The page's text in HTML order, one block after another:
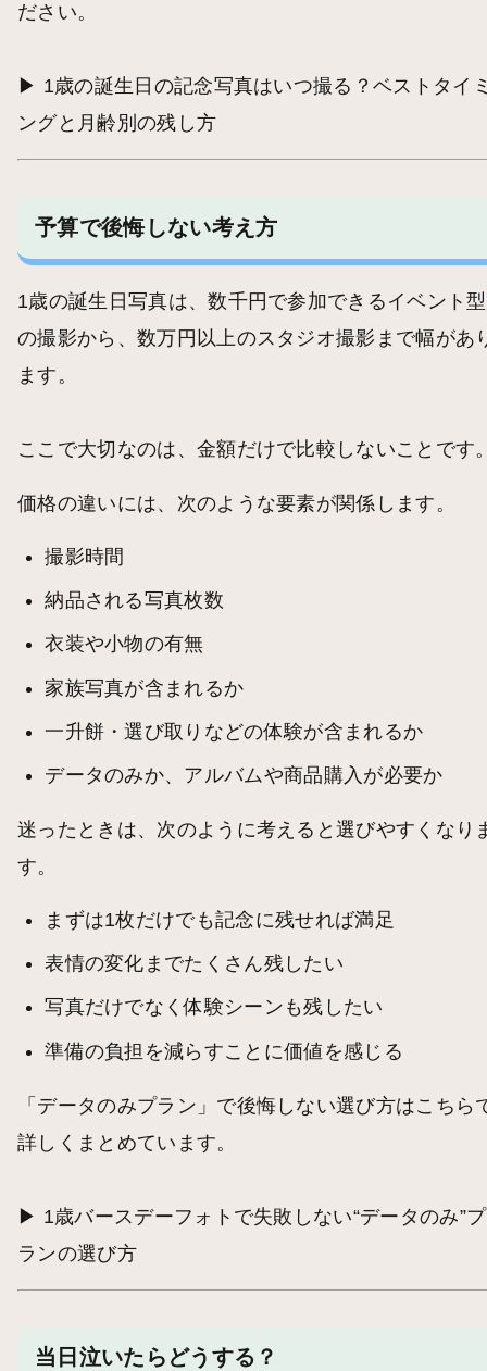
ださい。
▶︎ 1歳の誕生日の記念写真はいつ撮る？ベストタイ
ングと月齢別の残し方
予算で後悔しない考え方
1歳の誕生日写真は、数千円で参加できるイベント型
の撮影から、数万円以上のスタジオ撮影まで幅があ
ます。
ここで大切なのは、金額だけで比較しないことです
価格の違いには、次のような要素が関係します。
撮影時間
納品される写真枚数
衣装や小物の有無
家族写真が含まれるか
一升餅・選び取りなどの体験が含まれるか
データのみか、アルバムや商品購入が必要か
迷ったときは、次のように考えると選びやすくなり
す。
まずは1枚だけでも記念に残せれば満足
表情の変化までたくさん残したい
写真だけでなく体験シーンも残したい
準備の負担を減らすことに価値を感じる
「データのみプラン」で後悔しない選び方はこちら
詳しくまとめています。
▶︎ 1歳バースデーフォトで失敗しない“データのみ”プ
ランの選び方
当日泣いたらどうする？